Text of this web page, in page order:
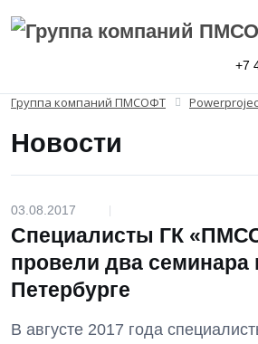
+7
Группа компаний ПМСОФТ
Новости
03.08.2017 |
Специалисты ГК
провели два семинара
Петербурге
В августе 2017 года